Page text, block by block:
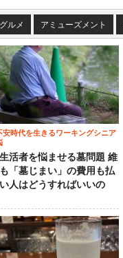
グルメ アミューズメント
安時代を生きるワーキングシニア
活者を悩ませる墓問題 維
「墓じまい」の費用も払
人はどうすればいいの